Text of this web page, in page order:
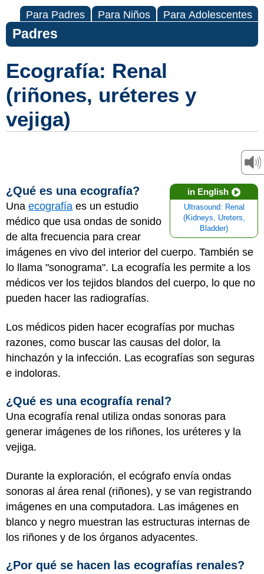
Para Padres Para Niños Para Adolescentes
Padres
Ecografía: Renal
(riñones, uréteres y
vejiga)
in English
Ultrasound: Renal
(Kidneys, Ureters,
Bladder)
¿Qué es una ecografía?
Una ecografía es un estudio
médico que usa ondas de sonido
de alta frecuencia para crear
imágenes en vivo del interior del cuerpo. También se
lo llama "sonograma". La ecografía les permite a los
médicos ver los tejidos blandos del cuerpo, lo que no
pueden hacer las radiografías.
Los médicos piden hacer ecografías por muchas
razones, como buscar las causas del dolor, la
hinchazón y la infección. Las ecografías son seguras
e indoloras.
¿Qué es una ecografía renal?
Una ecografía renal utiliza ondas sonoras para
generar imágenes de los riñones, los uréteres y la
vejiga.
Durante la exploración, el ecógrafo envía ondas
sonoras al área renal (riñones), y se van registrando
imágenes en una computadora. Las imágenes en
blanco y negro muestran las estructuras internas de
los riñones y de los órganos adyacentes.
¿Por qué se hacen las ecografías renales?